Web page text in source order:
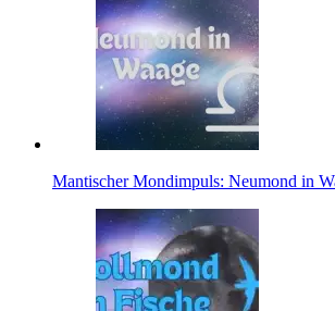
Man­ti­scher Mond­im­puls: Neu­mond in